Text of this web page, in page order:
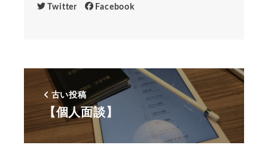
Twitter Facebook
古い投稿
【個人面談】